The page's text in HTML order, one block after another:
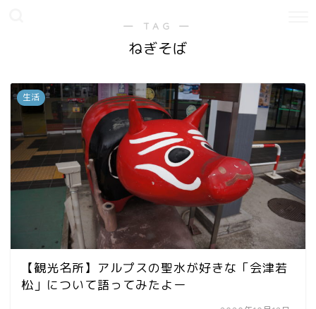
― TAG ―
ねぎそば
生活
【観光名所】アルプスの聖水が好きな「会津若
松」について語ってみたよー